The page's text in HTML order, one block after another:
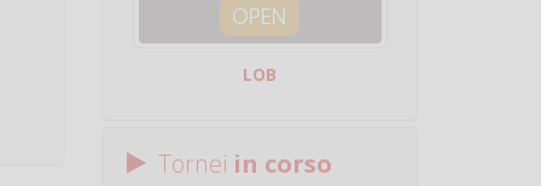
OPEN
LOB
Tornei in corso